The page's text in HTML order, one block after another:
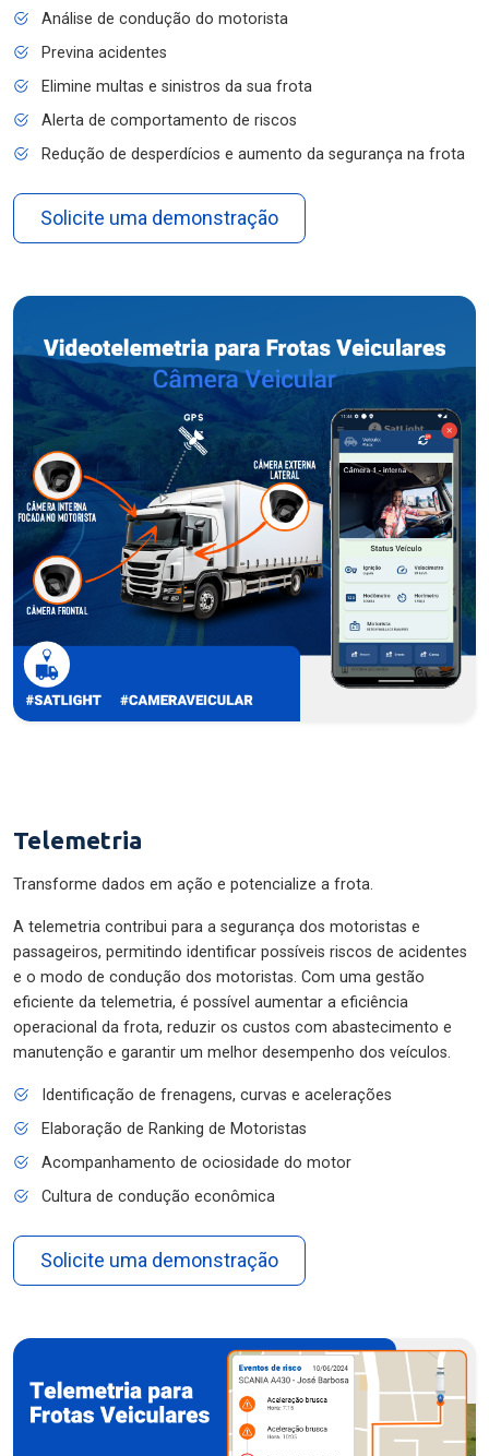
Análise de condução do motorista
Previna acidentes
Elimine multas e sinistros da sua frota
Alerta de comportamento de riscos
Redução de desperdícios e aumento da segurança na frota
Solicite uma demonstração
Telemetria
Transforme dados em ação e potencialize a frota.
A telemetria contribui para a segurança dos motoristas e
passageiros, permitindo identificar possíveis riscos de acidentes
e o modo de condução dos motoristas. Com uma gestão
eficiente da telemetria, é possível aumentar a eficiência
operacional da frota, reduzir os custos com abastecimento e
manutenção e garantir um melhor desempenho dos veículos.
Identificação de frenagens, curvas e acelerações
Elaboração de Ranking de Motoristas
Acompanhamento de ociosidade do motor
Cultura de condução econômica
Solicite uma demonstração